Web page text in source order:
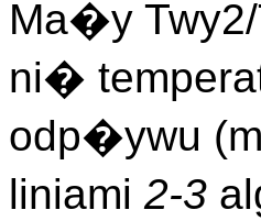
Ma�y
ni�
odp�ywu
liniami 2-3